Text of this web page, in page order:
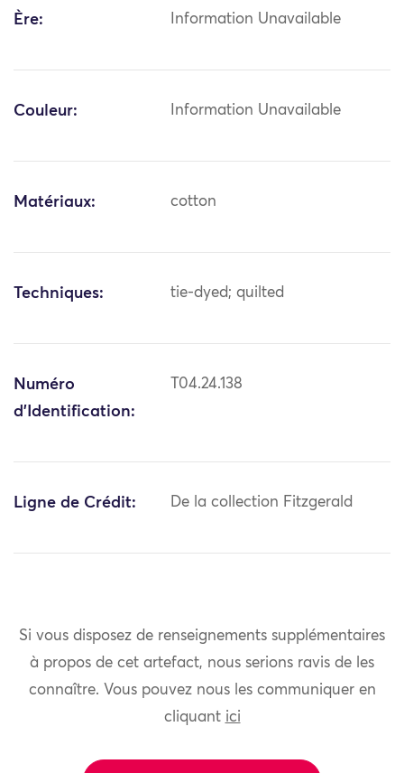
Ère: Information Unavailable
Couleur: Information Unavailable
Matériaux: cotton
Techniques: tie-dyed; quilted
Numéro
d'Identification:
T04.24.138
Ligne de Crédit: De la collection Fitzgerald
Si vous disposez de renseignements supplémentaires
à propos de cet artefact, nous serions ravis de les
connaître. Vous pouvez nous les communiquer en
cliquant ici